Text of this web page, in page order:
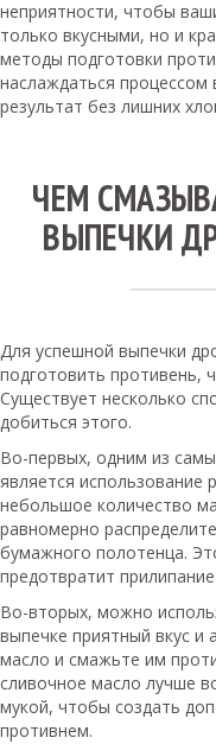
неприятности, чтобы
только вкусными, но и
методы подготовки
наслаждаться процессом
результат без лишних
ЧЕМ
ВЫПЕЧКИ
Для успешной выпечки
подготовить противень,
Существует несколько
добиться этого.
Во-первых, одним из
является использование
небольшое количество
равномерно
бумажного полотенца.
предотвратит
Во-вторых, можно
выпечке приятный вкус и
масло и смажьте им
сливочное масло лучше
мукой, чтобы создать
противнем.